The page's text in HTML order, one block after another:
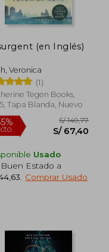
40%
dcto.
(en Inglés)
Veronica
(1)
Tegen Books,
Tapa Blanda, Nuevo
Usado
Estado a
Comprar Usado